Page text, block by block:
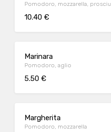
Pomodoro, mozzarella,
10.40 €
Marinara
Pomodoro, aglio
5.50 €
Margherita
Pomodoro, mozzarella